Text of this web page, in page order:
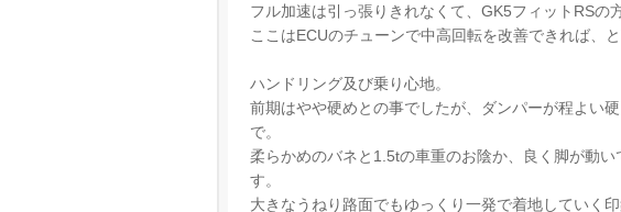
フル加速は引っ張りきれなくて、GK5フィットRSの
ここはECUのチューンで中高回転を改善できれば、と
ハンドリング及び乗り心地。
前期はやや硬めとの事でしたが、ダンパーが程よい
で。
柔らかめのバネと1.5tの車重のお陰か、良く脚が動
す。
大きなうねり路面でもゆっくり一発で着地していく印